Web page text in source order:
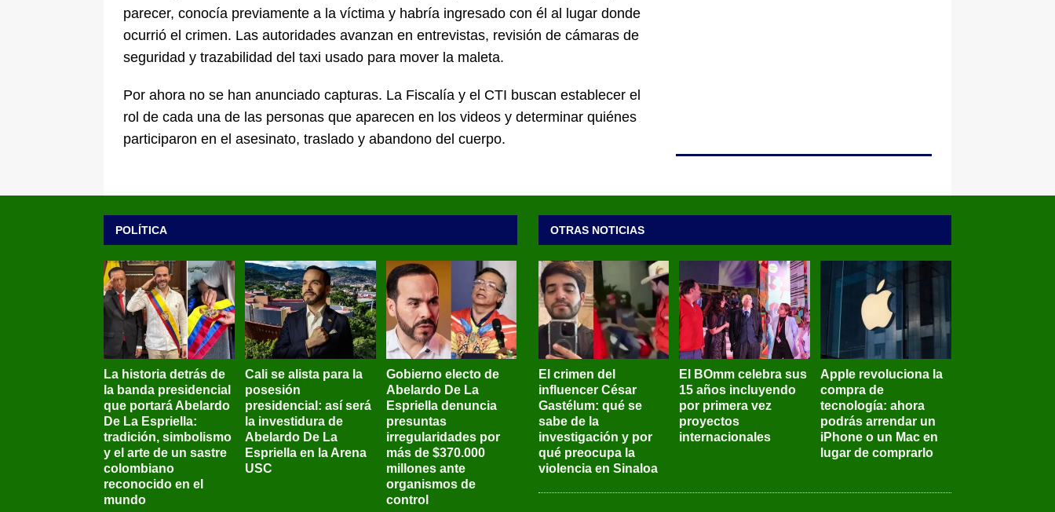
parecer, conocía previamente a la víctima y habría ingresado con él al lugar donde
ocurrió el crimen. Las autoridades avanzan en entrevistas, revisión de cámaras de
seguridad y trazabilidad del taxi usado para mover la maleta.
Por ahora no se han anunciado capturas. La Fiscalía y el CTI buscan establecer el
rol de cada una de las personas que aparecen en los videos y determinar quiénes
participaron en el asesinato, traslado y abandono del cuerpo.
POLÍTICA
La historia detrás de
la banda presidencial
que portará Abelardo
De La Espriella:
tradición, simbolismo
y el arte de un sastre
colombiano
reconocido en el
mundo
Cali se alista para la
posesión
presidencial: así será
la investidura de
Abelardo De La
Espriella en la Arena
USC
Gobierno electo de
Abelardo De La
Espriella denuncia
presuntas
irregularidades por
más de $370.000
millones ante
organismos de
control
OTRAS NOTICIAS
El crimen del
influencer César
Gastélum: qué se
sabe de la
investigación y por
qué preocupa la
violencia en Sinaloa
El BOmm celebra sus
15 años incluyendo
por primera vez
proyectos
internacionales
Apple revoluciona la
compra de
tecnología: ahora
podrás arrendar un
iPhone o un Mac en
lugar de comprarlo